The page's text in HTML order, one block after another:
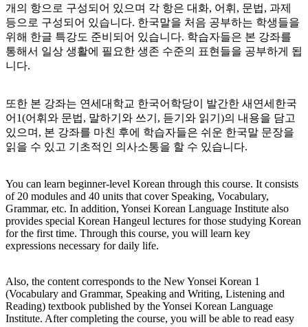
개의 항으로 구성되어 있으며 각 항은 대화, 어휘, 문법, 과제
등으로 구성되어 있습니다. 한국말을 처음 공부하는 학생들을
위해 한글 특강도 준비되어 있습니다. 학습자들은 본 강좌를
통해서 일상 생활에 필요한 생존 수준의 표현들을 공부하게 됩
니다.
또한 본 강좌는 연세대학교 한국어학당이 발간한 새연세한국
어1(어휘와 문법, 말하기와 쓰기, 듣기와 읽기)의 내용을 담고
있으며, 본 강좌를 마친 후에 학습자들은 쉬운 한국말 문장을
읽을 수 있고 기초적인 의사소통을 할 수 있습니다.
You can learn beginner-level Korean through this course. It consists
of 20 modules and 40 units that cover Speaking, Vocabulary,
Grammar, etc. In addition, Yonsei Korean Language Institute also
provides special Korean Hangeul lectures for those studying Korean
for the first time. Through this course, you will learn key
expressions necessary for daily life.
Also, the content corresponds to the New Yonsei Korean 1
(Vocabulary and Grammar, Speaking and Writing, Listening and
Reading) textbook published by the Yonsei Korean Language
Institute. After completing the course, you will be able to read easy